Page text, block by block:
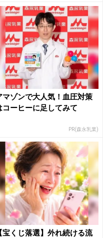
マゾンで大人気！血圧対策
コーヒーに足してみて
PR(森永乳業)
【宝くじ落選】外れ続ける流